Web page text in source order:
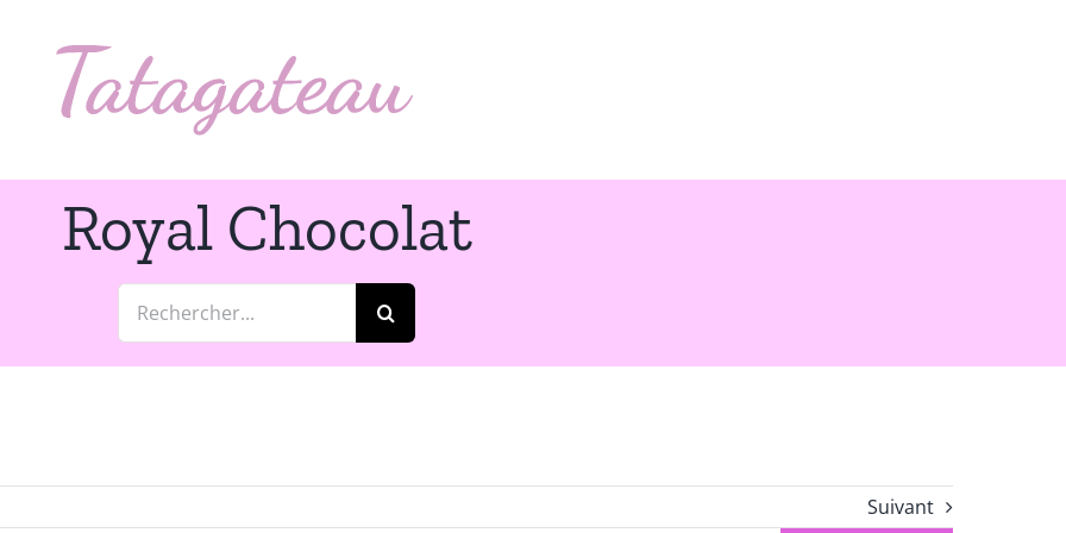
Royal Chocolat
Rechercher:
Suivant